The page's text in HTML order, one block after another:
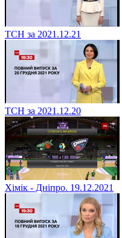
ТСН за 2021.12.21
ТСН за 2021.12.20
Хімік - Дніпро. 19.12.2021